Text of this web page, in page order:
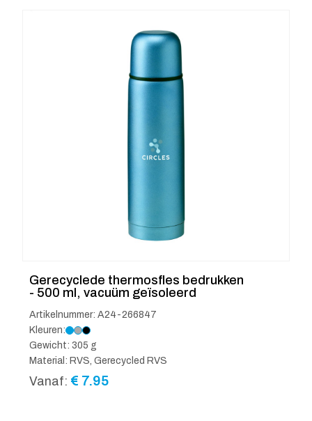
Gerecyclede thermosfles bedrukken
- 500 ml, vacuüm geïsoleerd
Artikelnummer: A24-266847
Kleuren:
Gewicht: 305 g
Material: RVS, Gerecycled RVS
Vanaf: € 7.95